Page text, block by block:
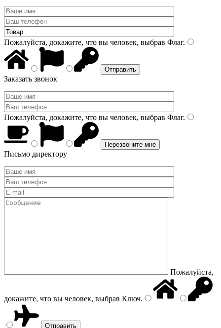
Пожалуйста, докажите, что вы человек, выбрав Флаг.
Заказать звонок
Пожалуйста, докажите, что вы человек, выбрав Флаг.
Письмо директору
Пожалуйста,
докажите, что вы человек, выбрав Ключ.